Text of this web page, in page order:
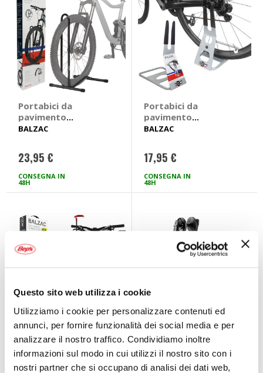
Questo sito web utilizza i cookie
Utilizziamo i cookie per personalizzare contenuti ed
annunci, per fornire funzionalità dei social media e per
analizzare il nostro traffico. Condividiamo inoltre
informazioni sul modo in cui utilizzi il nostro sito con i
nostri partner che si occupano di analisi dei dati web,
Portabici da
pavimento
Verticale - BALZAC
BALZAC
23,95 €
CONSEGNA IN
48H
Portabici da
pavimento
Cavalletto
BALZAC
17,95 €
CONSEGNA IN
48H
Portabici da
pavimento 3 in 1 -
BALZAC
Portabici da
pavimento Lusso -
BONIN